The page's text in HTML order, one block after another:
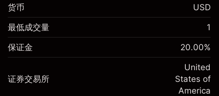
保证金。您的投资 $1,000.00
隔夜仓息
-0.021568
%
(-$1.08)
来自杠杆的资金 - 美元（大约值）
$4,000.00
保证金。您的投资 $1,000.00
隔夜仓息
-0.000654
%
(-$0.03)
货币 USD
最低成交量 1
保证金 20.00%
证券交易所
United
States of
America